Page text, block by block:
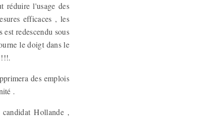
réduire l'usage des
efficaces , les
redescendu sous
le doigt dans le
des emplois
.
Hollande ,